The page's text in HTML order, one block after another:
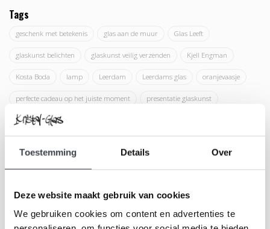
Toestemming Details Over
Deze website maakt gebruik van cookies
We gebruiken cookies om content en advertenties te
Tags
geschenk met betekenis glas aan de muur Glas Leeft
glaskunst belichten glaskunst veilig verzenden Kjell Engman
Kosta Boda lamp Leerdam Leerdams glas oranjevaasje
perfecte cadeau op het juiste moment presentatie glaskunst
Royalleerdam
Nieuwsbrief